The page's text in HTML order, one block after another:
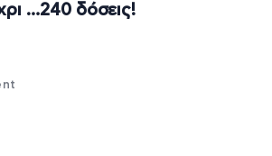
…240 δόσεις!